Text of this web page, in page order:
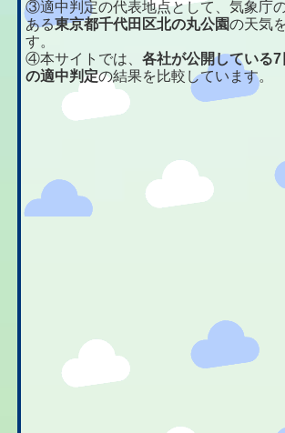
③適中判定の代表地点として、気象庁
ある東京都千代田区北の丸公園の天気
す。
④本サイトでは、各社が公開している
の適中判定の結果を比較しています。